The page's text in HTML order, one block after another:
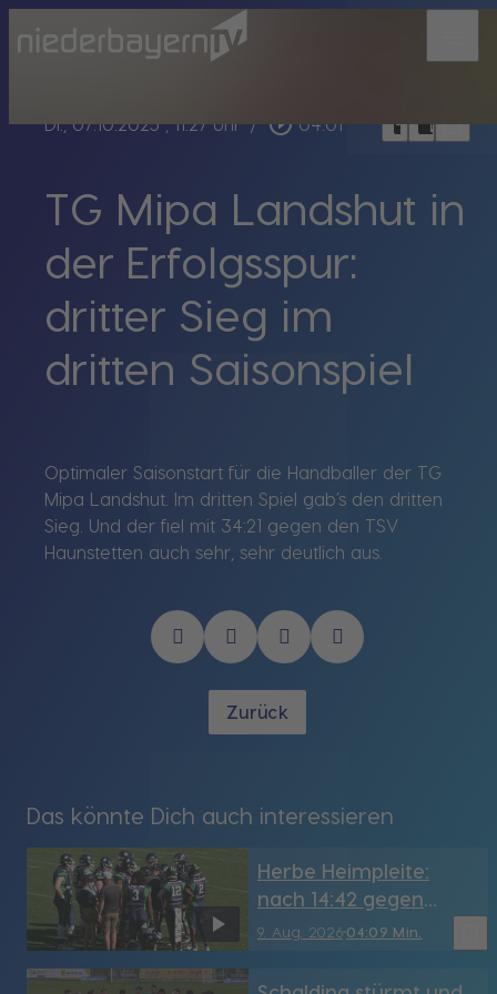
Di., 07.10.2025, 11:27 Uhr / play_circle_outline 04:01 headphoneschrome_reader_modebookmark_border
TG Mipa Landshut in
der Erfolgsspur:
dritter Sieg im
dritten Saisonspiel
Optimaler Saisonstart für die Handballer der TG
Mipa Landshut. Im dritten Spiel gab’s den dritten
Sieg. Und der fiel mit 34:21 gegen den TSV
Haunstetten auch sehr, sehr deutlich aus.
Zurück
Das könnte Dich auch interessieren
9. Aug. 202604:09 Min.
Herbe Heimpleite:
nach 14:42 gegen
Regensburg droht den
Straubing Spiders der
Abstieg